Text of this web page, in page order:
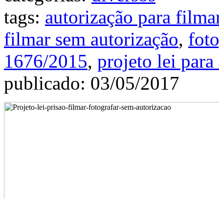
tags: autorização para
filmar sem autorização,
1676/2015, projeto lei
publicado: 03/05/2017